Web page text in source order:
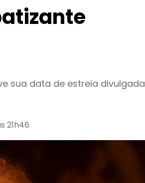
sua data de estreia divulgada
21h46